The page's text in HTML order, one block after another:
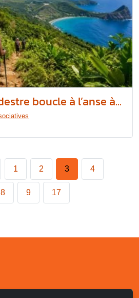
boucle à l’anse à...
1 2 3 4
8 9 17